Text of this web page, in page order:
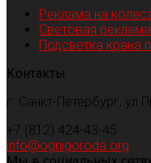
Реклама на
Световая
Подсветка крана
Контакты
г. Санкт-Петербург, ул
+7 (812) 424-43-45
info@ognigoroda.org